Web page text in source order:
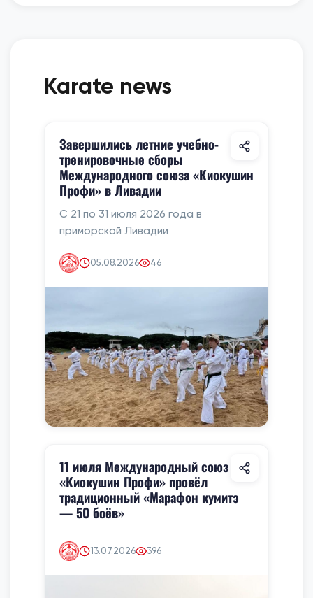
Karate news
Завершились летние учебно-
тренировочные сборы
Международного союза «Киокушин
Профи» в Ливадии
С 21 по 31 июля 2026 года в
приморской Ливадии
05.08.2026 46
11 июля Международный союз
«Киокушин Профи» провёл
традиционный «Марафон кумитэ
— 50 боёв»
13.07.2026 396